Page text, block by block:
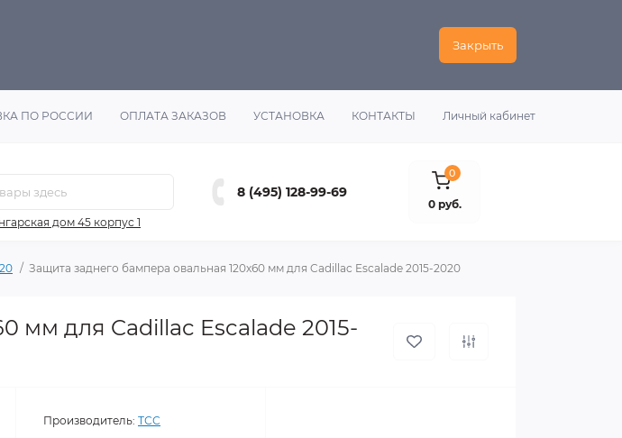
Закрыть
ПО РОССИИ ОПЛАТА ЗАКАЗОВ УСТАНОВКА КОНТАКТЫ Личный кабинет
дом 45 корпус 1
8 (495) 128-99-69
0
0 руб.
Защита заднего бампера овальная 120х60 мм для Cadillac Escalade 2015-2020
мм для Cadillac Escalade 2015-
Производитель: ТСС